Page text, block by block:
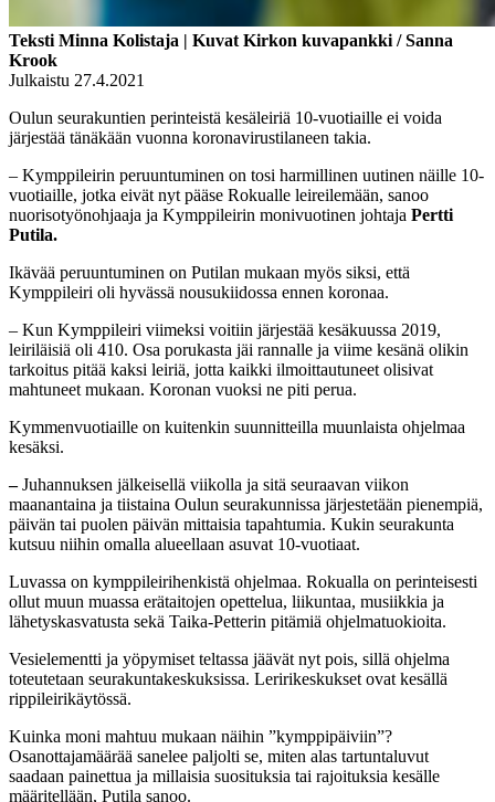
Teksti Minna Kolistaja | Kuvat Kirkon kuvapankki / Sanna
Krook
Julkaistu 27.4.2021
Oulun seurakuntien perinteistä kesäleiriä 10-vuotiaille ei voida
järjestää tänäkään vuonna koronavirustilaneen takia.
– Kymppileirin peruuntuminen on tosi harmillinen uutinen näille 10-
vuotiaille, jotka eivät nyt pääse Rokualle leireilemään, sanoo
nuorisotyönohjaaja ja Kymppileirin monivuotinen johtaja Pertti
Putila.
Ikävää peruuntuminen on Putilan mukaan myös siksi, että
Kymppileiri oli hyvässä nousukiidossa ennen koronaa.
– Kun Kymppileiri viimeksi voitiin järjestää kesäkuussa 2019,
leiriläisiä oli 410. Osa porukasta jäi rannalle ja viime kesänä olikin
tarkoitus pitää kaksi leiriä, jotta kaikki ilmoittautuneet olisivat
mahtuneet mukaan. Koronan vuoksi ne piti perua.
Kymmenvuotiaille on kuitenkin suunnitteilla muunlaista ohjelmaa
kesäksi.
–Juhannuksen jälkeisellä viikolla ja sitä seuraavan viikon
maanantaina ja tiistaina Oulun seurakunnissa järjestetään pienempiä,
päivän tai puolen päivän mittaisia tapahtumia. Kukin seurakunta
kutsuu niihin omalla alueellaan asuvat 10-vuotiaat.
Luvassa on kymppileirihenkistä ohjelmaa. Rokualla on perinteisesti
ollut muun muassa erätaitojen opettelua, liikuntaa, musiikkia ja
lähetyskasvatusta sekä Taika-Petterin pitämiä ohjelmatuokioita.
Vesielementti ja yöpymiset teltassa jäävät nyt pois, sillä ohjelma
toteutetaan seurakuntakeskuksissa. Leririkeskukset ovat kesällä
rippileirikäytössä.
Kuinka moni mahtuu mukaan näihin ”kymppipäiviin”?
Osanottajamäärää sanelee paljolti se, miten alas tartuntaluvut
saadaan painettua ja millaisia suosituksia tai rajoituksia kesälle
määritellään, Putila sanoo.